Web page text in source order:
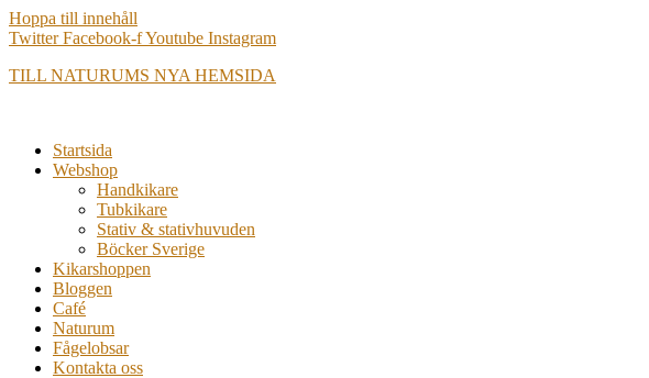
Hoppa till innehåll
Twitter Facebook-fYoutube Instagram
TILL NATURUMS NYA HEMSIDA
Startsida
Webshop
Handkikare
Tubkikare
Stativ & stativhuvuden
Böcker Sverige
Kikarshoppen
Bloggen
Café
Naturum
Fågelobsar
Kontakta oss